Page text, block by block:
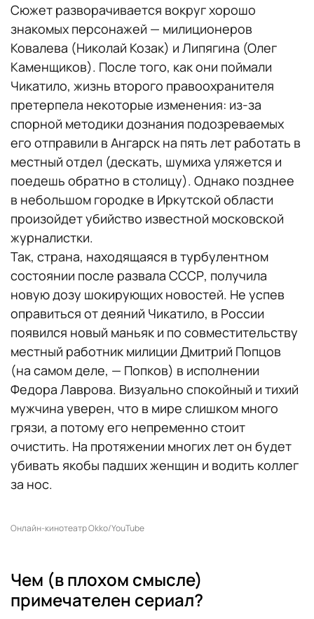
Сюжет разворачивается вокруг хорошо
знакомых персонажей — милиционеров
Ковалева (Николай Козак) и Липягина (Олег
Каменщиков). После того, как они поймали
Чикатило, жизнь второго правоохранителя
претерпела некоторые изменения: из-за
спорной методики дознания подозреваемых
его отправили в Ангарск на пять лет работать в
местный отдел (дескать, шумиха уляжется и
поедешь обратно в столицу). Однако позднее
в небольшом городке в Иркутской области
произойдет убийство известной московской
журналистки.
Так, страна, находящаяся в турбулентном
состоянии после развала СССР, получила
новую дозу шокирующих новостей. Не успев
оправиться от деяний Чикатило, в России
появился новый маньяк и по совместительству
местный работник милиции Дмитрий Попцов
(на самом деле, — Попков) в исполнении
Федора Лаврова. Визуально спокойный и тихий
мужчина уверен, что в мире слишком много
грязи, а потому его непременно стоит
очистить. На протяжении многих лет он будет
убивать якобы падших женщин и водить коллег
за нос.
Онлайн-кинотеатр Okko/YouTube
Чем (в плохом смысле)
примечателен сериал?